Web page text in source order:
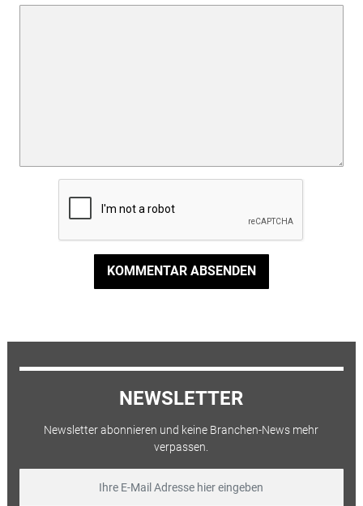
KOMMENTAR ABSENDEN
NEWSLETTER
Newsletter abonnieren und keine Branchen-News mehr
verpassen.